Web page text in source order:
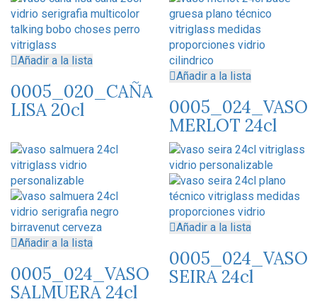
Añadir a la lista
0005_020_CAÑA
LISA 20cl
Añadir a la lista
0005_024_VASO
MERLOT 24cl
Añadir a la lista
0005_024_VASO
SALMUERA 24cl
Añadir a la lista
0005_024_VASO
SEIRA 24cl